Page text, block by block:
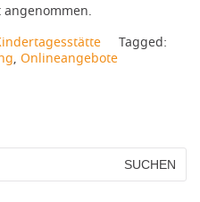
Tagged:
, Onlineangebote